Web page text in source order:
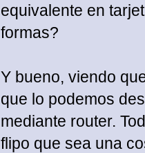
equivalente en
formas?
Y bueno, viendo
que lo podemos
mediante router.
flipo que sea una